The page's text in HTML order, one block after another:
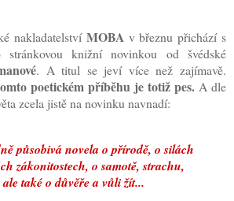
nakladatelství MOBA v březnu přichází s
stránkovou knižní novinkou od švédské
. A titul se jeví více než zajímavě.
poetickém příběhu je totiž pes. A dle
zcela jistě na novinku navnadí:
působivá novela o přírodě, o silách
zákonitostech, o samotě, strachu,
také o důvěře a vůli žít...